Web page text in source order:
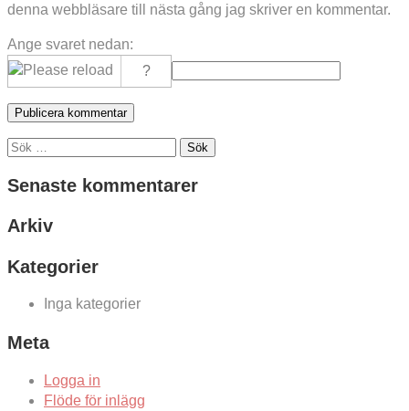
denna webbläsare till nästa gång jag skriver en kommentar.
Ange svaret nedan:
Sök
Senaste kommentarer
Arkiv
Kategorier
Inga kategorier
Meta
Logga in
Flöde för inlägg